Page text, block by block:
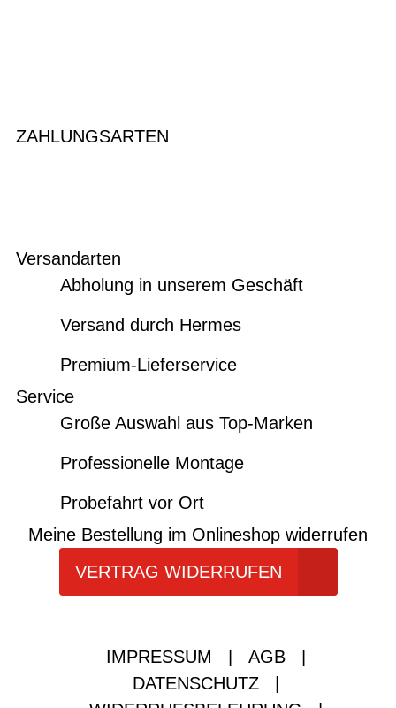
ZAHLUNGSARTEN
Versandarten
Abholung in unserem Geschäft
Versand durch Hermes
Premium-Lieferservice
Service
Große Auswahl aus Top-Marken
Professionelle Montage
Probefahrt vor Ort
Meine Bestellung im Onlineshop widerrufen
VERTRAG WIDERRUFEN
IMPRESSUM AGB
DATENSCHUTZ